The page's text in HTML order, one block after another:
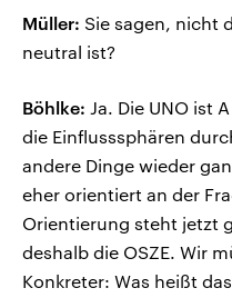
Müller: Sie sagen, nicht
neutral ist?
Böhlke: Ja. Die UNO ist
die Einflusssphären
andere Dinge wieder
eher orientiert an der
Orientierung steht jetzt
deshalb die OSZE. Wir
Konkreter: Was heißt